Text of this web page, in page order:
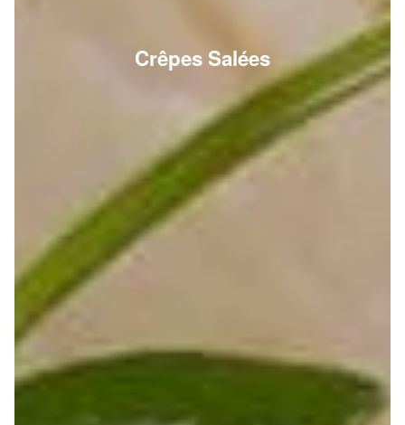
Crêpes Salées